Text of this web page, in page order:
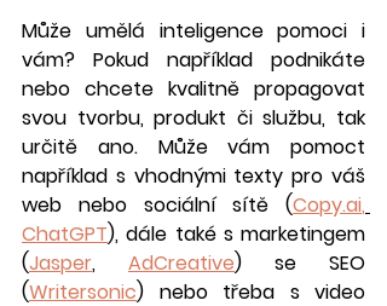
Může umělá inteligence pomoci i
vám? Pokud například podnikáte
nebo chcete kvalitně propagovat
svou tvorbu, produkt či službu, tak
určitě ano. Může vám pomoct
například s vhodnými texty pro váš
web nebo sociální sítě (Copy.ai,
ChatGPT), dále také s marketingem
(Jasper, AdCreative) se SEO
(Writersonic) nebo třeba s video